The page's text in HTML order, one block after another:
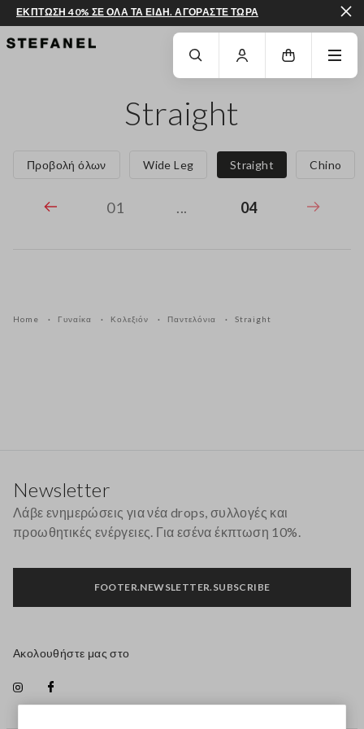
ΜΕΤΆΒΑΣΗ ΣΤΟ ΚΎΡΙΟ ΠΕΡΙΕΧΌΜΕΝΟΚΑΤΕΒΕΊΤΕ ΣΤΟ ΚΆΤΩ ΜΈΡΟΣ
ΕΚΠΤΩΣΗ 40% ΣΕ ΟΛΑ ΤΑ ΕΙΔΗ. ΑΓΟΡΑΣΤΕ ΤΩΡΑ
Straight
Προβολή όλων Wide Leg Straight Chino
01 ... 04
Home Γυναίκα Κολεξιόν Παντελόνια Straight
Newsletter
Λάβε ενημερώσεις για νέα drops, συλλογές και
προωθητικές ενέργειες. Για εσένα έκπτωση 10%.
FOOTER.NEWSLETTER.SUBSCRIBE
Ακολουθήστε μας στο